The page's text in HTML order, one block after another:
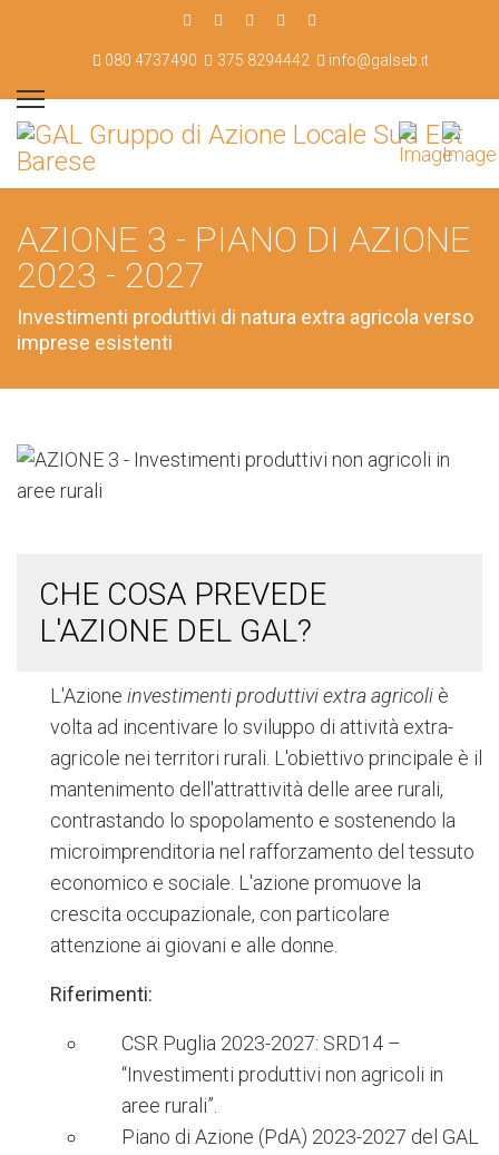
080 4737490 375 8294442 info@galseb.it
AZIONE 3 - PIANO DI AZIONE
2023 - 2027
Investimenti produttivi di natura extra agricola verso
imprese esistenti
CHE COSA PREVEDE
L'AZIONE DEL GAL?
L'Azione investimenti produttivi extra agricoli è
volta ad incentivare lo sviluppo di attività extra-
agricole nei territori rurali. L'obiettivo principale è il
mantenimento dell'attrattività delle aree rurali,
contrastando lo spopolamento e sostenendo la
microimprenditoria nel rafforzamento del tessuto
economico e sociale. L'azione promuove la
crescita occupazionale, con particolare
attenzione ai giovani e alle donne.
Riferimenti:
CSR Puglia 2023-2027: SRD14 –
“Investimenti produttivi non agricoli in
aree rurali”.
Piano di Azione (PdA) 2023-2027 del GAL